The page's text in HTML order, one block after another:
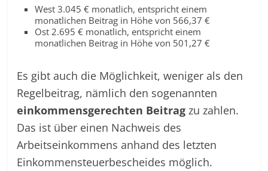
West 3.045 € monatlich, entspricht einem
monatlichen Beitrag in Höhe von 566,37 €
Ost 2.695 € monatlich, entspricht einem
monatlichen Beitrag in Höhe von 501,27 €
Es gibt auch die Möglichkeit, weniger als den
Regelbeitrag, nämlich den sogenannten
einkommensgerechten Beitrag zu zahlen.
Das ist über einen Nachweis des
Arbeitseinkommens anhand des letzten
Einkommensteuerbescheides möglich.